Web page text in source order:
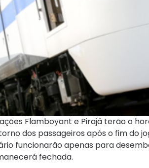
Flamboyant e Pirajá terão o
dos passageiros após o fim do
funcionarão apenas para
fechada.